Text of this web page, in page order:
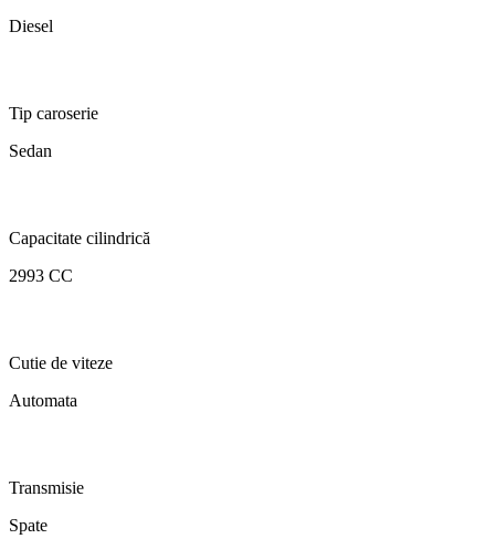
Diesel
Tip caroserie
Sedan
Capacitate cilindrică
2993 CC
Cutie de viteze
Automata
Transmisie
Spate